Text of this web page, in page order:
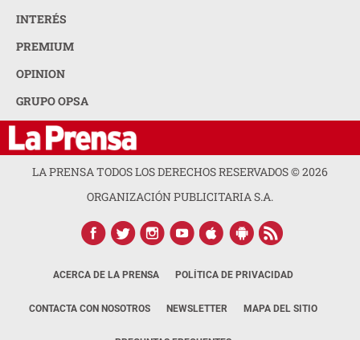
INTERÉS
PREMIUM
OPINION
GRUPO OPSA
LA PRENSA TODOS LOS DERECHOS RESERVADOS ©2026
ORGANIZACIÓN PUBLICITARIA S.A.
ACERCA DE LA PRENSA POLÍTICA DE PRIVACIDAD
CONTACTA CON NOSOTROS NEWSLETTER MAPA DEL SITIO